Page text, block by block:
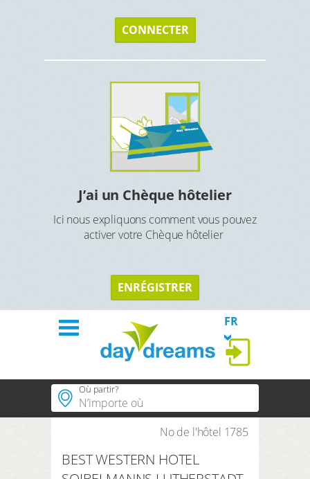
CONNECTER
J’ai un Chèque hôtelier
Ici nous expliquons comment vous pouvez
activer votre Chèque hôtelier
ENRÉGISTRER
FR
Accueil
Thèmes
Où partir?
Régions populaires
No de l'hôtel 1785
BEST WESTERN HOTEL